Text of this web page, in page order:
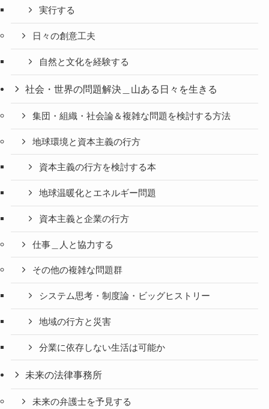
実行する
日々の創意工夫
自然と文化を経験する
社会・世界の問題解決＿山ある日々を生きる
集団・組織・社会論＆複雑な問題を検討する方法
地球環境と資本主義の行方
資本主義の行方を検討する本
地球温暖化とエネルギー問題
資本主義と企業の行方
仕事＿人と協力する
その他の複雑な問題群
システム思考・制度論・ビッグヒストリー
地域の行方と災害
分業に依存しない生活は可能か
未来の法律事務所
未来の弁護士を予見する